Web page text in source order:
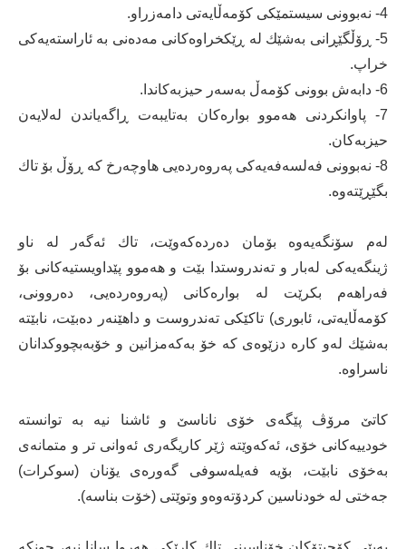
4- نەبوونی سیستمێكی كۆمەڵایەتی دامەزراو.
5- ڕۆڵگێڕانی بەشێك لە ڕێكخراوەكانی مەدەنی بە ئاراستەیەكی
خراپ.
6- دابەش بوونی كۆمەڵ بەسەر حیزبەكاندا.
7- پاوانكردنی هەموو بوارەكان بەتایبەت ڕاگەیاندن لەلایەن
حیزبەكان.
8- نەبوونی فەلسەفەیەكی پەروەردەیی هاوچەرخ كە ڕۆڵ بۆ تاك
بگێڕێتەوە.
لەم سۆنگەیەوە بۆمان دەردەكەوێت، تاك ئەگەر لە ناو
ژینگەیەكی لەبار و تەندروستدا بێت و هەموو پێداویستیەكانی بۆ
فەراهەم بكرێت لە بوارەكانی (پەروەردەیی، دەروونی،
كۆمەڵایەتی، ئابوری) تاكێكی تەندروست و داهێنەر دەبێت، نابێتە
بەشێك لەو كارە دزێوەی كە خۆ بەكەمزانین و خۆبەبچووكدانان
ناسراوە.
كاتێ‌ مرۆڤ پێگەی خۆی ناناسێ‌ و ئاشنا نیە بە توانستە
خودییەكانی خۆی، ئەكەوێتە ژێر كاریگەری ئەوانی تر و متمانەی
بەخۆی نابێت، بۆیە فەیلەسوفی گەورەی یۆنان (سوكرات)
جەختی لە خودناسین كردۆتەوەو وتوێتی (خۆت بناسە).